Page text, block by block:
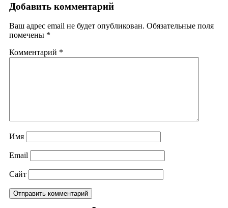
Добавить комментарий
Ваш адрес email не будет опубликован. Обязательные поля
помечены *
Комментарий *
Имя
Email
Сайт